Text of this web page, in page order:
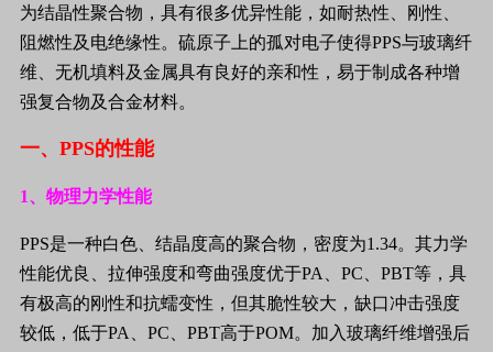
为结晶性聚合物，具有很多优异性能，如耐热性、刚性、
阻燃性及电绝缘性。硫原子上的孤对电子使得PPS与玻璃纤
维、无机填料及金属具有良好的亲和性，易于制成各种增
强复合物及合金材料。
一、 PPS的性能
1、物理力学性能
PPS是一种白色、结晶度高的聚合物，密度为1.34。其力学
性能优良、拉伸强度和弯曲强度优于PA PC PBT等，具
有极高的刚性和抗蠕变性，但其脆性较大，缺口冲击强度
较低，低于PA PC PBT高于POM。加入玻璃纤维增强后